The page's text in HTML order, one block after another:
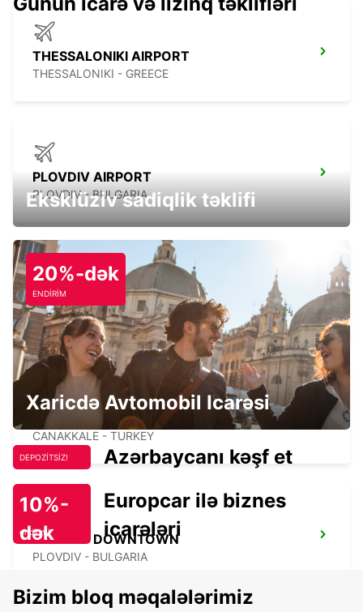
THESSALONIKI AIRPORT
THESSALONIKI - GREECE
PLOVDIV AIRPORT
PLOVDIV - BULGARIA
CANAKKALE
CANAKKALE - TURKEY
CANAKKALE AIRPORT
CANAKKALE - TURKEY
PLOVDIV DOWNTOWN
PLOVDIV - BULGARIA
Eksklüziv sadiqlik təklifi
20%-dək
ENDİRİM
Xaricdə Avtomobil Icarəsi
DEPOZİTSİZ! Azərbaycanı kəşf et
10%-
dək
endirim!
Europcar ilə biznes
icarələri
Bizim bloq məqalələrimiz